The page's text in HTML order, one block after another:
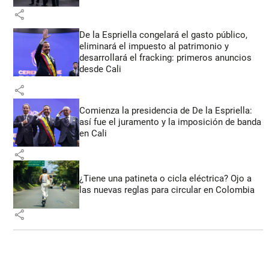
share
De la Espriella congelará el gasto público,
eliminará el impuesto al patrimonio y
desarrollará el fracking: primeros anuncios
desde Cali
share
Comienza la presidencia de De la Espriella:
así fue el juramento y la imposición de banda
en Cali
share
¿Tiene una patineta o cicla eléctrica? Ojo a
las nuevas reglas para circular en Colombia
share